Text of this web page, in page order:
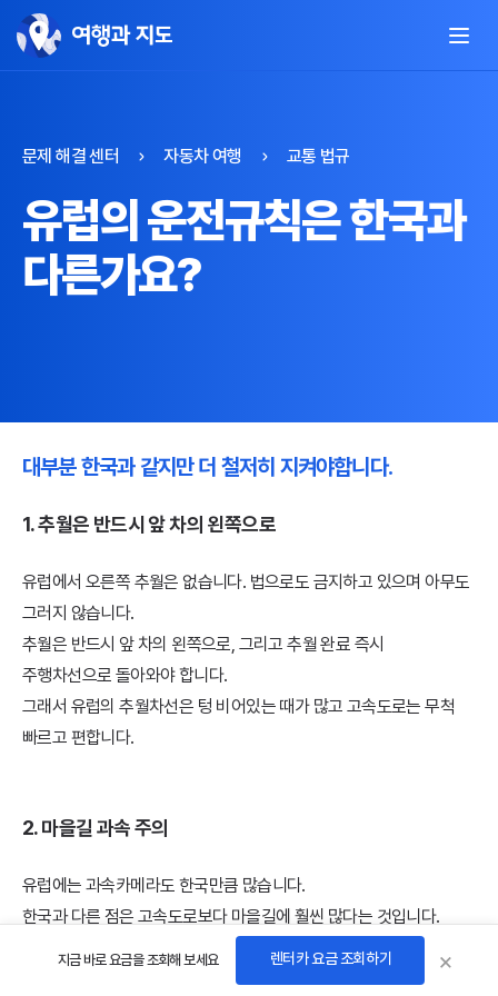
문제 해결 센터 자동차 여행 교통 법규
유럽의 운전규칙은 한국과
다른가요?
대부분 한국과 같지만 더 철저히 지켜야합니다.
1. 추월은 반드시 앞 차의 왼쪽으로
유럽에서 오른쪽 추월은 없습니다. 법으로도 금지하고 있으며 아무도
그러지 않습니다.
추월은 반드시 앞 차의 왼쪽으로, 그리고 추월 완료 즉시
주행차선으로 돌아와야 합니다.
그래서 유럽의 추월차선은 텅 비어있는 때가 많고 고속도로는 무척
빠르고 편합니다.
2. 마을길 과속 주의
유럽에는 과속카메라도 한국만큼 많습니다.
한국과 다른 점은 고속도로보다 마을길에 훨씬 많다는 것입니다.
고정 카메라도 있고 이동식 카메라도 있으므로 주택가나
마을길에서는 제한속도를 정확히 지켜야합니다.
지금 바로 요금을 조회해 보세요 렌터카 요금 조회하기 ×